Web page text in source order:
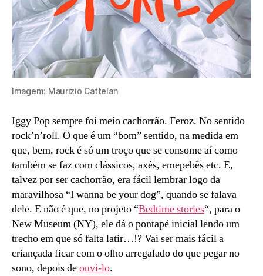
Imagem: Maurizio Cattelan
Iggy Pop sempre foi meio cachorrão. Feroz. No sentido
rock’n’roll. O que é um “bom” sentido, na medida em
que, bem, rock é só um troço que se consome aí como
também se faz com clássicos, axés, emepebês etc. E,
talvez por ser cachorrão, era fácil lembrar logo da
maravilhosa “I wanna be your dog”, quando se falava
dele. E não é que, no projeto “Bedtime stories“, para o
New Museum (NY), ele dá o pontapé inicial lendo um
trecho em que só falta latir…!? Vai ser mais fácil a
criançada ficar com o olho arregalado do que pegar no
sono, depois deouvi-lo.